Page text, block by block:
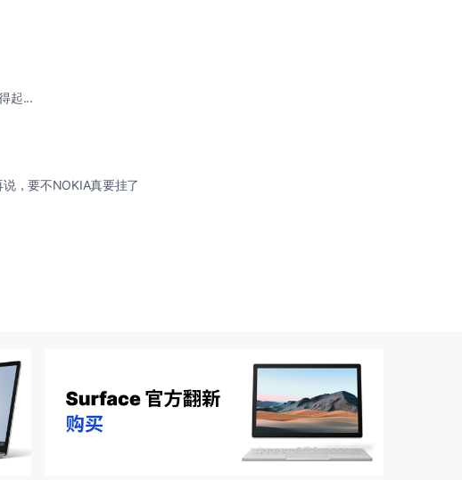
起...
，要不NOKIA真要挂了